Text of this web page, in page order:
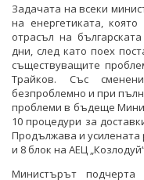
Задачата на всеки
на енергетиката,
отрасъл на
дни, след като поех
съществуващите
Трайков. Със
безпроблемно и при
проблеми в бъдеще
10 процедури за
Продължава и усилената
и 8 блок на АЕЦ
Министърът